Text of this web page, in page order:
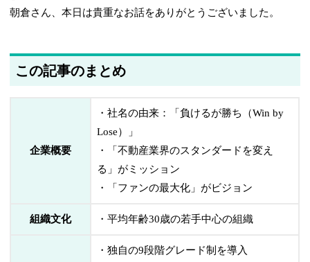
朝倉さん、本日は貴重なお話をありがとうございました。
この記事のまとめ
企業概要
・社名の由来：「負けるが勝ち（Win by
Lose）」
・「不動産業界のスタンダードを変え
る」がミッション
・「ファンの最大化」がビジョン
組織文化 ・平均年齢30歳の若手中心の組織
・独自の9段階グレード制を導入